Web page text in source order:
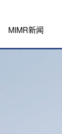
MIMR新闻